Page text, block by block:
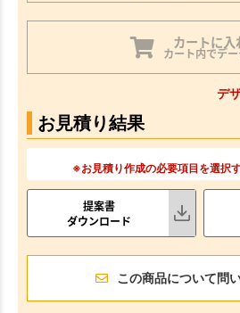
カートに入
カート内でデ
デ
お見積り結果
※お見積り作成の必要項目を選択
提案書
ダウンロード
この商品について問